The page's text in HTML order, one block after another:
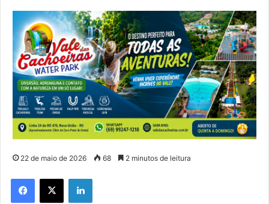
22 de maio de 2026 68 2 minutos de leitura
Facebook
X Linkedin